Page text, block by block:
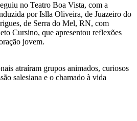
no Teatro Boa Vista, com a
por Islla Oliveira, de Juazeiro do
de Serra do Mel, RN, com
Cursino, que apresentou reflexões
jovem.
atraíram grupos animados, curiosos
salesiana e o chamado à vida